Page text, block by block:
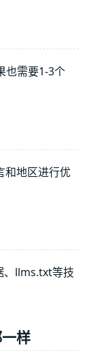
也需要1-3个
和地区进行优
、llms.txt等技
样